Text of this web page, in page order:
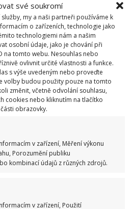
své soukromí
my a naši partneři používáme k
o zařízeních, technologie jako
technologiemi nám a našim
osobní údaje, jako je chování při
na tomto webu. Nesouhlas nebo
ovlivnit určité vlastnosti a funkce.
s výše uvedeným nebo proveďte
volby budou použity pouze na tomto
změnit, včetně odvolání souhlasu,
cookies nebo kliknutím na tlačítko
obrazovky.
v zařízení, Měření výkonu
Porozumění publiku
kombinací údajů z různých zdrojů.
v zařízení, Použití
obzvláště když chcete
Tedy až na černou, černý
depresivně než že by
lepšího přechodu, je
odstínů jedné barvy.
primární a akcentní barvy
barvy jsou ty, které
Je vhodné použít pouze
a doplnit ji jednou či